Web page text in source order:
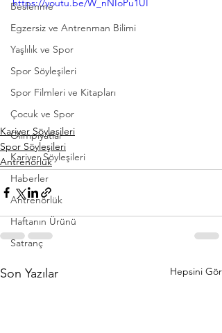
Beslenme
Egzersiz ve Antrenman Bilimi
Yaşlılık ve Spor
Spor Söyleşileri
Spor Filmleri ve Kitapları
Çocuk ve Spor
Olimpiyatlar
Kariyer Söyleşileri
Haberler
Antrenörlük
Haftanın Ürünü
Satranç
https://youtu.be/W_nNIoPu1UI
Kariyer Söyleşileri
Spor Söyleşileri
Antrenörlük
Son Yazılar Hepsini Gör